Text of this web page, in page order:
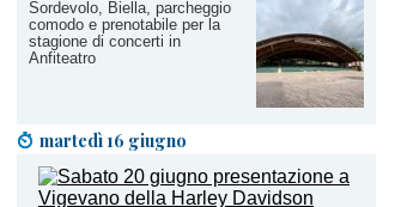
Sordevolo, Biella, parcheggio
comodo e prenotabile per la
stagione di concerti in
Anfiteatro
martedì 16 giugno